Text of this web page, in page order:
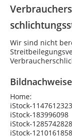
Wir sind nicht
Home:
iStock-
iStock-183996098
iStock-
iStock-1210161858